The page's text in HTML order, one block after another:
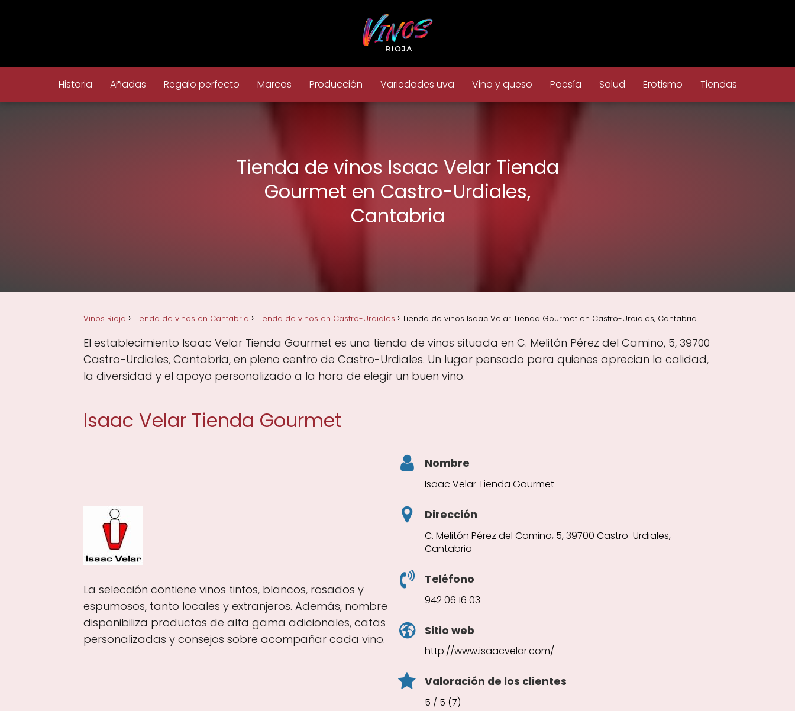
Historia Añadas Regalo perfecto Marcas Producción Variedades uva Vino y queso Poesía Salud Erotismo Tiendas
Tienda de vinos Isaac Velar Tienda
Gourmet en Castro-Urdiales,
Cantabria
Vinos Rioja Tienda de vinos en Cantabria Tienda de vinos en Castro-Urdiales Tienda de vinos Isaac Velar Tienda Gourmet en Castro-Urdiales, Cantabria
El establecimiento Isaac Velar Tienda Gourmet es una tienda de vinos situada en C. Melitón Pérez del Camino, 5, 39700
Castro-Urdiales, Cantabria, en pleno centro de Castro-Urdiales. Un lugar pensado para quienes aprecian la calidad,
la diversidad y el apoyo personalizado a la hora de elegir un buen vino.
Isaac Velar Tienda Gourmet
La selección contiene vinos tintos, blancos, rosados y
espumosos, tanto locales y extranjeros. Además, nombre
disponibiliza productos de alta gama adicionales, catas
personalizadas y consejos sobre acompañar cada vino.
Nombre
Isaac Velar Tienda Gourmet
Dirección
C. Melitón Pérez del Camino, 5, 39700 Castro-Urdiales,
Cantabria
Teléfono
942 06 16 03
Sitio web
http://www.isaacvelar.com/
Valoración de los clientes
5 / 5 (7)